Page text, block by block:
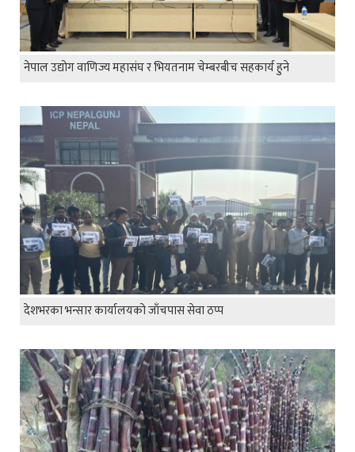
नेपाल उद्योग वाणिज्य महासंघ र भियतनाम चेम्बरबीच सहकार्य हुने
देशभरका भन्सार कार्यालयको जाँचपास सेवा ठप्प